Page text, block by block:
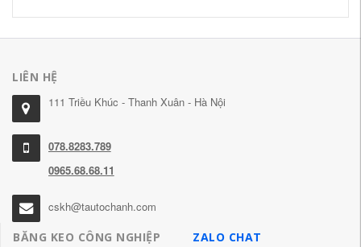
LIÊN HỆ
111 Triều Khúc - Thanh Xuân - Hà Nội
078.8283.789
0965.68.68.11
cskh@tautochanh.com
BĂNG KEO CÔNG NGHIỆP
ZALO CHAT